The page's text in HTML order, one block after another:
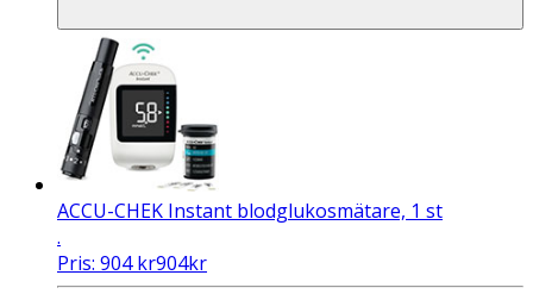
ACCU-CHEK Instant blodglukosmätare, 1 st
.
Pris: 904kr904kr